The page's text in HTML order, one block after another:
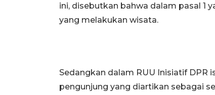
ini, disebutkan bahwa dalam pasal 1
yang melakukan wisata.
Sedangkan dalam RUU Inisiatif
pengunjung yang diartikan sebagai